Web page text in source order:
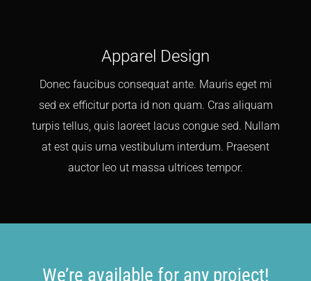
Apparel Design
Donec faucibus consequat ante. Mauris eget mi
sed ex efficitur porta id non quam. Cras aliquam
turpis tellus, quis laoreet lacus congue sed. Nullam
at est quis urna vestibulum interdum. Praesent
auctor leo ut massa ultrices tempor.
We’re available for any project!